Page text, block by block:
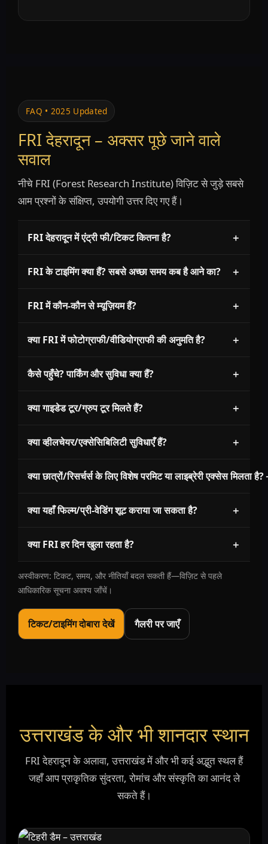
FAQ • 2025 Updated
FRI देहरादून – अक्सर पूछे जाने वाले
सवाल
नीचे FRI (Forest Research Institute) विज़िट से जुड़े सबसे
आम प्रश्नों के संक्षिप्त, उपयोगी उत्तर दिए गए हैं।
FRI देहरादून में एंट्री फी/टिकट कितना है? ＋
FRI के टाइमिंग क्या हैं? सबसे अच्छा समय कब है आने का? ＋
FRI में कौन-कौन से म्यूज़ियम हैं? ＋
क्या FRI में फोटोग्राफी/वीडियोग्राफी की अनुमति है? ＋
कैसे पहुँचे? पार्किंग और सुविधा क्या हैं? ＋
क्या गाइडेड टूर/ग्रुप टूर मिलते हैं? ＋
क्या व्हीलचेयर/एक्सेसिबिलिटी सुविधाएँ हैं? ＋
क्या छात्रों/रिसर्चर्स के लिए विशेष परमिट या लाइब्रेरी एक्सेस मिलता है?
क्या यहाँ फिल्म/प्री-वेडिंग शूट कराया जा सकता है? ＋
क्या FRI हर दिन खुला रहता है? ＋
अस्वीकरण: टिकट, समय, और नीतियाँ बदल सकती हैं—विज़िट से पहले
आधिकारिक सूचना अवश्य जाँचें।
टिकट/टाइमिंग दोबारा देखें गैलरी पर जाएँ
उत्तराखंड के और भी शानदार स्थान
FRI देहरादून के अलावा, उत्तराखंड में और भी कई अद्भुत स्थल हैं
जहाँ आप प्राकृतिक सुंदरता, रोमांच और संस्कृति का आनंद ले
सकते हैं।